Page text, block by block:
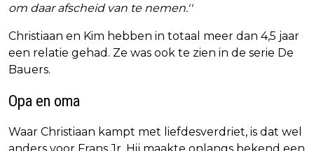
om daar afscheid van te nemen.''
Christiaan en Kim hebben in totaal meer dan 4,5 jaar
een relatie gehad. Ze was ook te zien in de serie De
Bauers.
Opa en oma
Waar Christiaan kampt met liefdesverdriet, is dat wel